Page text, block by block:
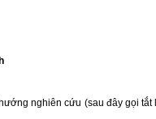
nghiên cứu (sau đây gọi